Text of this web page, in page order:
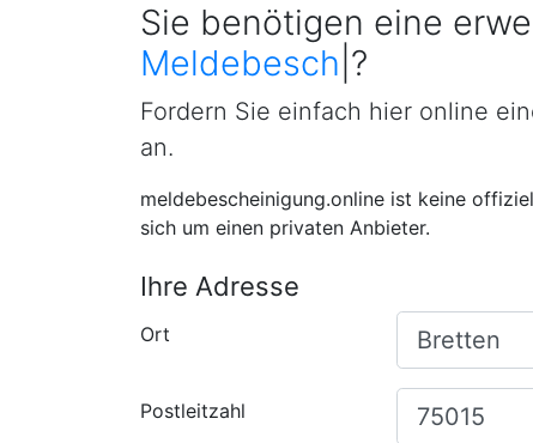
Sie benötigen eine
Meldebescheinigung
Fordern Sie einfach hier online
an.
meldebescheinigung.online ist keine
sich um einen privaten Anbieter.
Ihre Adresse
Ort
Postleitzahl